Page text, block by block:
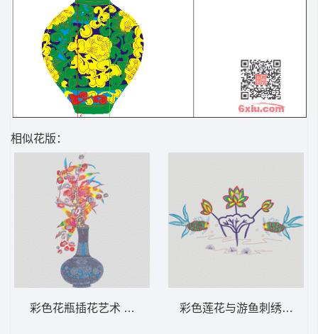
相似花版：
彩色花瓶插花艺术 靓花 花瓶 精品彩色莲花与游鱼刺绣图案